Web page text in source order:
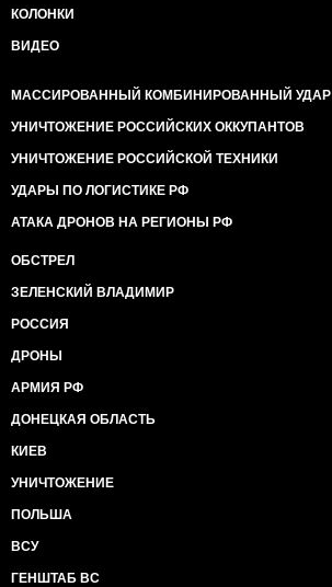
КОЛОНКИ
ВИДЕО
МАССИРОВАННЫЙ КОМБИНИРОВАННЫЙ УДАР
УНИЧТОЖЕНИЕ РОССИЙСКИХ ОККУПАНТОВ
УНИЧТОЖЕНИЕ РОССИЙСКОЙ ТЕХНИКИ
УДАРЫ ПО ЛОГИСТИКЕ РФ
АТАКА ДРОНОВ НА РЕГИОНЫ РФ
ОБСТРЕЛ
ЗЕЛЕНСКИЙ ВЛАДИМИР
РОССИЯ
ДРОНЫ
АРМИЯ РФ
ДОНЕЦКАЯ ОБЛАСТЬ
КИЕВ
УНИЧТОЖЕНИЕ
ПОЛЬША
ВСУ
ГЕНШТАБ ВС